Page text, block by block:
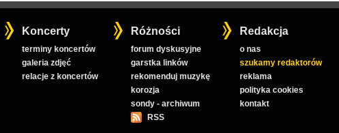
Koncerty
terminy koncertów
galeria zdjęć
relacje z koncertów
Różności
forum dyskusyjne
garstka linków
rekomenduj muzykę
korozja
sondy - archiwum
RSS
Redakcja
o nas
szukamy redaktorów
reklama
polityka cookies
kontakt